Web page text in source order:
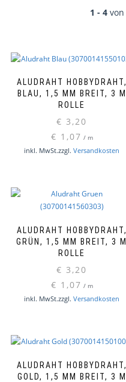
1 - 4 von
ALUDRAHT HOBBYDRAHT,
BLAU, 1,5 MM BREIT, 3 M
ROLLE
€ 3,20
€ 1,07 / m
inkl. MwSt.zzgl. Versandkosten
ALUDRAHT HOBBYDRAHT,
GRÜN, 1,5 MM BREIT, 3 M
ROLLE
€ 3,20
€ 1,07 / m
inkl. MwSt.zzgl. Versandkosten
ALUDRAHT HOBBYDRAHT,
GOLD, 1,5 MM BREIT, 3 M